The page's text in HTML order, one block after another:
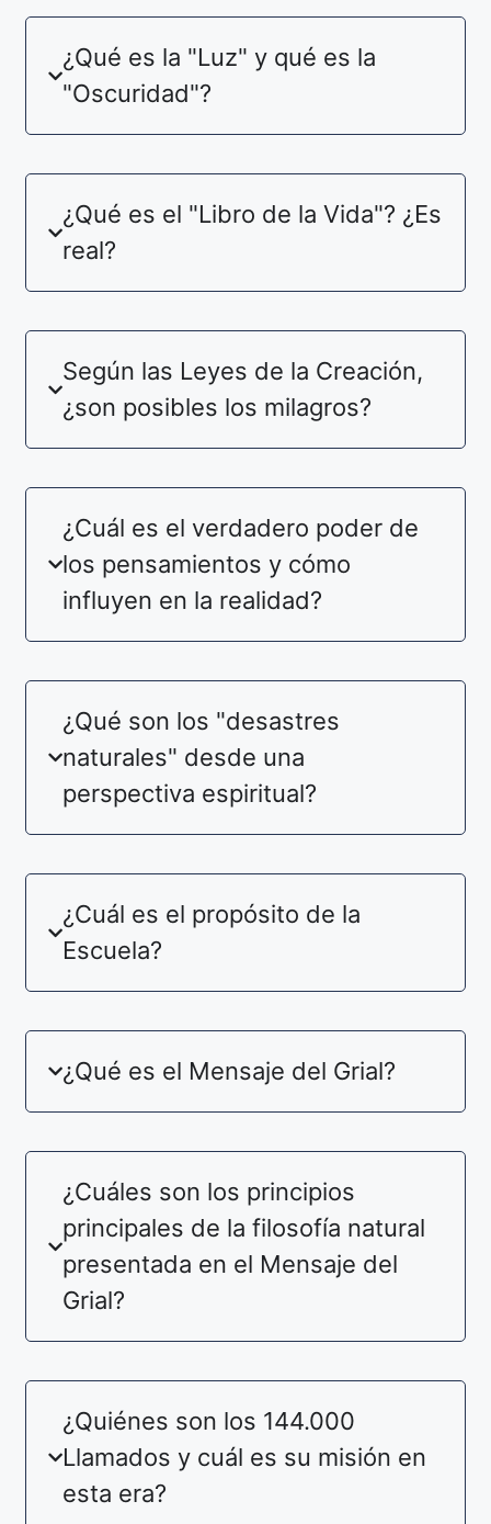
¿Qué es la "Luz" y qué es la
"Oscuridad"?
¿Qué es el "Libro de la Vida"? ¿Es
real?
Según las Leyes de la Creación,
¿son posibles los milagros?
¿Cuál es el verdadero poder de
los pensamientos y cómo
influyen en la realidad?
¿Qué son los "desastres
naturales" desde una
perspectiva espiritual?
¿Cuál es el propósito de la
Escuela?
¿Qué es el Mensaje del Grial?
¿Cuáles son los principios
principales de la filosofía natural
presentada en el Mensaje del
Grial?
¿Quiénes son los 144.000
Llamados y cuál es su misión en
esta era?